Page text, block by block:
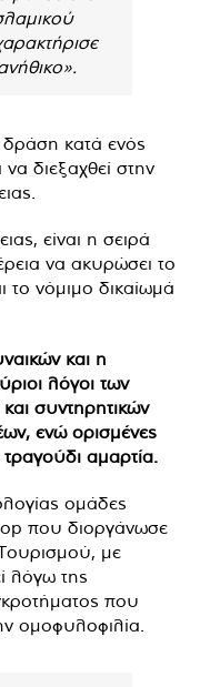
δράση κατά ενός
διεξαχθεί στην
είναι η σειρά
να ακυρώσει το
το νόμιμο δικαίωμά
και η
λόγοι των
συντηρητικών
ενώ ορισμένες
αμαρτία.
ομάδες
που διοργάνωσε
με
λόγω της
που
ομοφυλοφιλία.